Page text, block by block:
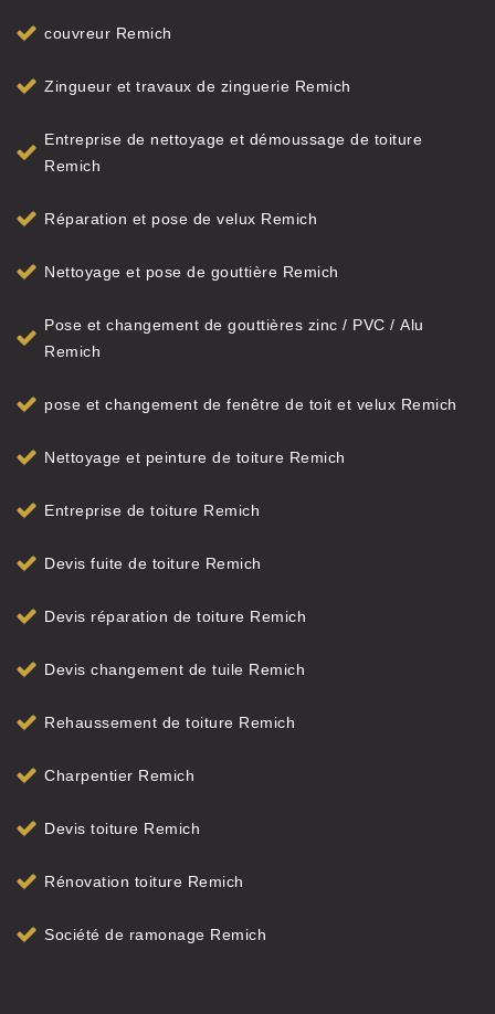
couvreur Remich
Zingueur et travaux de zinguerie Remich
Entreprise de nettoyage et démoussage de toiture
Remich
Réparation et pose de velux Remich
Nettoyage et pose de gouttière Remich
Pose et changement de gouttières zinc / PVC / Alu
Remich
pose et changement de fenêtre de toit et velux Remich
Nettoyage et peinture de toiture Remich
Entreprise de toiture Remich
Devis fuite de toiture Remich
Devis réparation de toiture Remich
Devis changement de tuile Remich
Rehaussement de toiture Remich
Charpentier Remich
Devis toiture Remich
Rénovation toiture Remich
Société de ramonage Remich